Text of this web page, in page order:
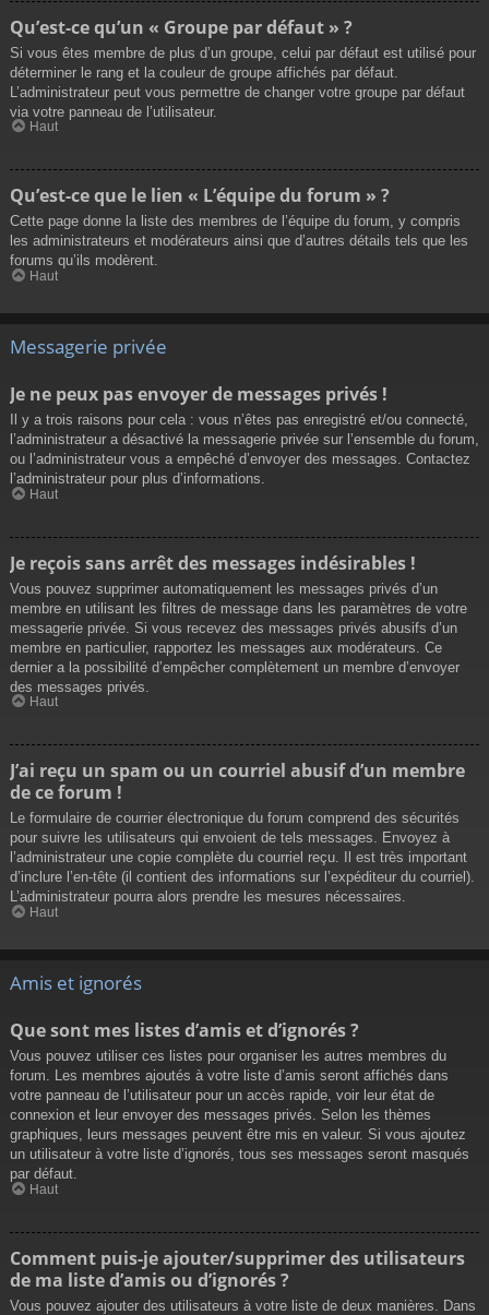
Qu’est-ce qu’un « Groupe par défaut » ?
Si vous êtes membre de plus d’un groupe, celui par défaut est utilisé pour
déterminer le rang et la couleur de groupe affichés par défaut.
L’administrateur peut vous permettre de changer votre groupe par défaut
via votre panneau de l’utilisateur.
Haut
Qu’est-ce que le lien « L’équipe du forum » ?
Cette page donne la liste des membres de l’équipe du forum, y compris
les administrateurs et modérateurs ainsi que d’autres détails tels que les
forums qu’ils modèrent.
Haut
Messagerie privée
Je ne peux pas envoyer de messages privés !
Il y a trois raisons pour cela : vous n’êtes pas enregistré et/ou connecté,
l’administrateur a désactivé la messagerie privée sur l’ensemble du forum,
ou l’administrateur vous a empêché d’envoyer des messages. Contactez
l’administrateur pour plus d’informations.
Haut
Je reçois sans arrêt des messages indésirables !
Vous pouvez supprimer automatiquement les messages privés d’un
membre en utilisant les filtres de message dans les paramètres de votre
messagerie privée. Si vous recevez des messages privés abusifs d’un
membre en particulier, rapportez les messages aux modérateurs. Ce
dernier a la possibilité d’empêcher complètement un membre d’envoyer
des messages privés.
Haut
J’ai reçu un spam ou un courriel abusif d’un membre
de ce forum !
Le formulaire de courrier électronique du forum comprend des sécurités
pour suivre les utilisateurs qui envoient de tels messages. Envoyez à
l’administrateur une copie complète du courriel reçu. Il est très important
d’inclure l’en-tête (il contient des informations sur l’expéditeur du courriel).
L’administrateur pourra alors prendre les mesures nécessaires.
Haut
Amis et ignorés
Que sont mes listes d’amis et d’ignorés ?
Vous pouvez utiliser ces listes pour organiser les autres membres du
forum. Les membres ajoutés à votre liste d’amis seront affichés dans
votre panneau de l’utilisateur pour un accès rapide, voir leur état de
connexion et leur envoyer des messages privés. Selon les thèmes
graphiques, leurs messages peuvent être mis en valeur. Si vous ajoutez
un utilisateur à votre liste d’ignorés, tous ses messages seront masqués
par défaut.
Haut
Comment puis-je ajouter/supprimer des utilisateurs
de ma liste d’amis ou d’ignorés ?
Vous pouvez ajouter des utilisateurs à votre liste de deux manières. Dans